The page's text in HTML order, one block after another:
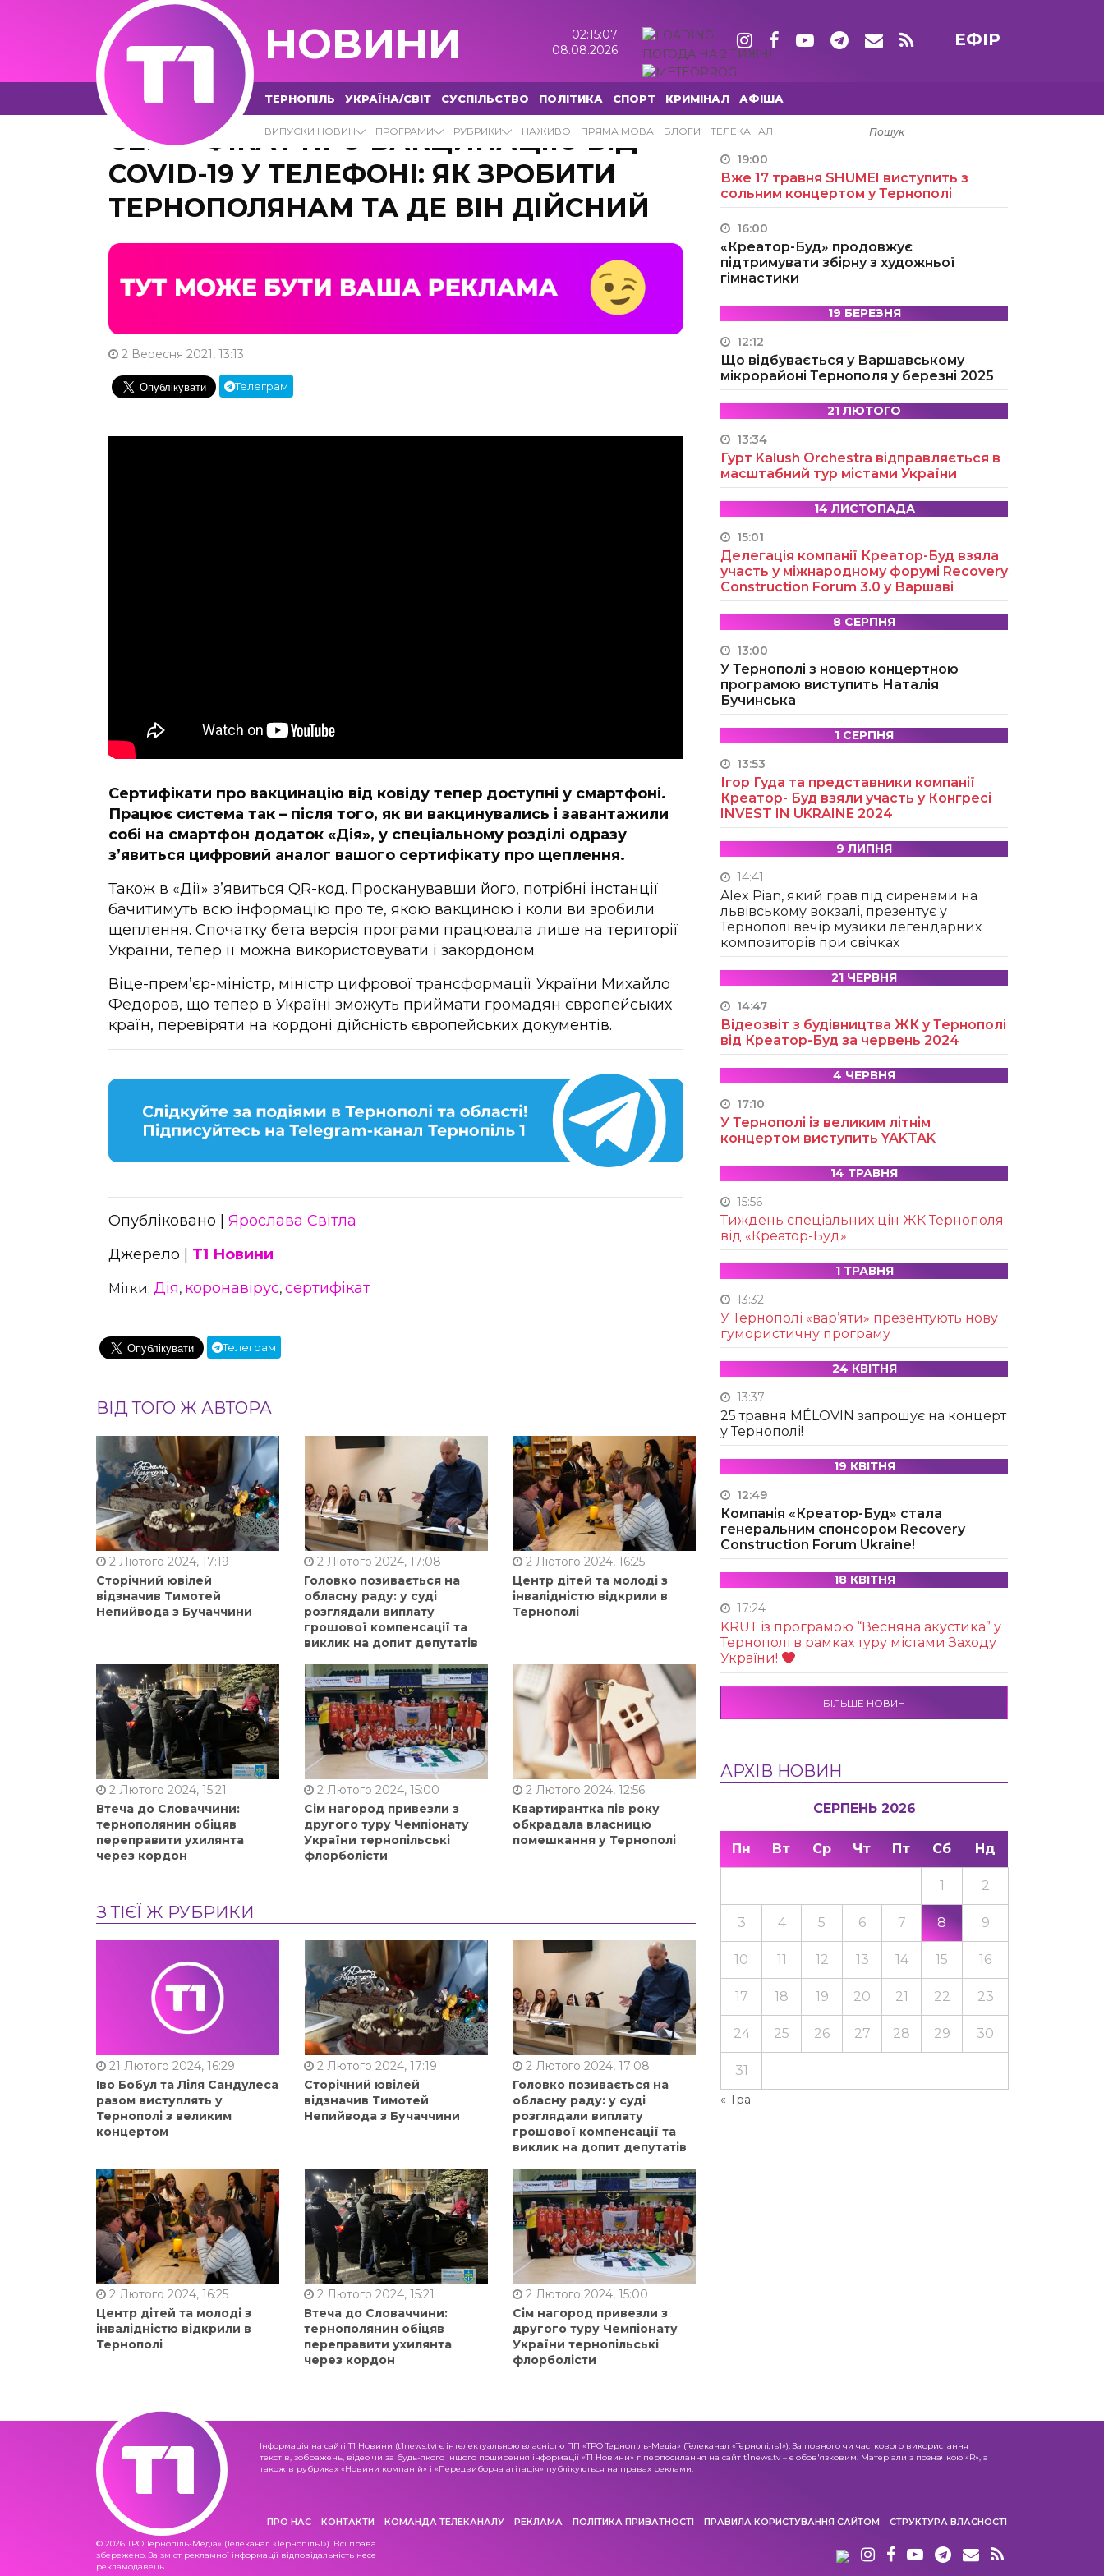
НОВИНИ
02:15:08
08.08.2026
ПОГОДА НА 2 ТИЖНІ
ЕФІР
ТЕРНОПІЛЬ УКРАЇНА/СВІТ СУСПІЛЬСТВО ПОЛІТИКА СПОРТ КРИМІНАЛ АФІША
ВИПУСКИ НОВИН ПРОГРАМИ РУБРИКИ НАЖИВО ПРЯМА МОВА БЛОГИ ТЕЛЕКАНАЛ
СЕРТИФІКАТ ПРО ВАКЦИНАЦІЮ ВІД
COVID-19 У ТЕЛЕФОНІ: ЯК ЗРОБИТИ
ТЕРНОПОЛЯНАМ ТА ДЕ ВІН ДІЙСНИЙ
2 Вересня 2021, 13:13
Телеграм
Сертифікати про вакцинацію від ковіду тепер доступні у смартфоні.
Працює система так – після того, як ви вакцинувались і завантажили
собі на смартфон додаток «Дія», у спеціальному розділі одразу
з’явиться цифровий аналог вашого сертифікату про щеплення.
Також в «Дії» з’явиться QR-код. Просканувавши його, потрібні інстанції
бачитимуть всю інформацію про те, якою вакциною і коли ви зробили
щеплення. Спочатку бета версія програми працювала лише на території
України, тепер її можна використовувати і закордоном.
Віце-прем’єр-міністр, міністр цифрової трансформації України Михайло
Федоров, що тепер в Україні зможуть приймати громадян європейських
країн, перевіряти на кордоні дійсність європейських документів.
Опубліковано | Ярослава Світла
Джерело | Т1 Новини
Мітки: Дія, коронавірус, сертифікат
Телеграм
ВІД ТОГО Ж АВТОРА
2 Лютого 2024, 17:19
Сторічний ювілей
відзначив Тимотей
Непийвода з Бучаччини
2 Лютого 2024, 17:08
Головко позивається на
обласну раду: у суді
розглядали виплату
грошової компенсації та
виклик на допит депутатів
2 Лютого 2024, 16:25
Центр дітей та молоді з
інвалідністю відкрили в
Тернополі
2 Лютого 2024, 15:21
Втеча до Словаччини:
тернополянин обіцяв
переправити ухилянта
через кордон
2 Лютого 2024, 15:00
Сім нагород привезли з
другого туру Чемпіонату
України тернопільські
флорболісти
2 Лютого 2024, 12:56
Квартирантка пів року
обкрадала власницю
помешкання у Тернополі
З ТІЄЇ Ж РУБРИКИ
21 Лютого 2024, 16:29
Іво Бобул та Ліля Сандулеса
разом виступлять у
Тернополі з великим
концертом
2 Лютого 2024, 17:19
Сторічний ювілей
відзначив Тимотей
Непийвода з Бучаччини
2 Лютого 2024, 17:08
Головко позивається на
обласну раду: у суді
розглядали виплату
грошової компенсації та
виклик на допит депутатів
2 Лютого 2024, 16:25
Центр дітей та молоді з
інвалідністю відкрили в
Тернополі
2 Лютого 2024, 15:21
Втеча до Словаччини:
тернополянин обіцяв
переправити ухилянта
через кордон
2 Лютого 2024, 15:00
Сім нагород привезли з
другого туру Чемпіонату
України тернопільські
флорболісти
15 ТРАВНЯ
19:00
Вже 17 травня SHUMEI виступить з
сольним концертом у Тернополі
16:00
«Креатор-Буд» продовжує
підтримувати збірну з художньої
гімнастики
19 БЕРЕЗНЯ
12:12
Що відбувається у Варшавському
мікрорайоні Тернополя у березні 2025
21 ЛЮТОГО
13:34
Гурт Kalush Orchestra відправляється в
масштабний тур містами України
14 ЛИСТОПАДА
15:01
Делегація компанії Креатор-Буд взяла
участь у міжнародному форумі Recovery
Construction Forum 3.0 у Варшаві
8 СЕРПНЯ
13:00
У Тернополі з новою концертною
програмою виступить Наталія
Бучинська
1 СЕРПНЯ
13:53
Ігор Гуда та представники компанії
Креатор- Буд взяли участь у Конгресі
INVEST IN UKRAINE 2024
9 ЛИПНЯ
14:41
Alex Pian, який грав під сиренами на
львівському вокзалі, презентує у
Тернополі вечір музики легендарних
композиторів при свічках
21 ЧЕРВНЯ
14:47
Відеозвіт з будівництва ЖК у Тернополі
від Креатор-Буд за червень 2024
4 ЧЕРВНЯ
17:10
У Тернополі із великим літнім
концертом виступить YAKTAK
14 ТРАВНЯ
15:56
Тиждень спеціальних цін ЖК Тернополя
від «Креатор-Буд»
1 ТРАВНЯ
13:32
У Тернополі «вар’яти» презентують нову
гумористичну програму
24 КВІТНЯ
13:37
25 травня MÉLOVIN запрошує на концерт
у Тернополі!
19 КВІТНЯ
12:49
Компанія «Креатор-Буд» стала
генеральним спонсором Recovery
Construction Forum Ukraine!
18 КВІТНЯ
17:24
KRUТ із програмою “Весняна акустика” у
Тернополі в рамках туру містами Заходу
України!
БІЛЬШЕ НОВИН
АРХІВ НОВИН
СЕРПЕНЬ 2026
Пн Вт Ср Чт Пт Сб Нд
« Тра
1 2
3 4 5 6 7 8 9
10 11 12 13 14 15 16
17 18 19 20 21 22 23
24 25 26 27 28 29 30
31
Інформація на сайті Т1 Новини (t1news.tv) є інтелектуальною власністю ПП «ТРО Тернопіль-Медіа» (Телеканал «Тернопіль1»). За повного чи часткового використання
текстів, зображень, відео чи за будь-якого іншого поширення інформації «Т1 Новини» гіперпосилання на сайт t1news.tv – є обов'язковим. Матеріали з позначкою «R», а
також в рубриках «Новини компаній» і «Передвиборча агітація» публікуються на правах реклами.
ПРО НАС КОНТАКТИ КОМАНДА ТЕЛЕКАНАЛУ РЕКЛАМА ПОЛІТИКА ПРИВАТНОСТІ ПРАВИЛА КОРИСТУВАННЯ САЙТОМ СТРУКТУРА ВЛАСНОСТІ
© 2026 ТРО Тернопіль-Медіа» (Телеканал «Тернопіль1»). Всі права
збережено. За зміст рекламної інформації відповідальність несе
рекламодавець.